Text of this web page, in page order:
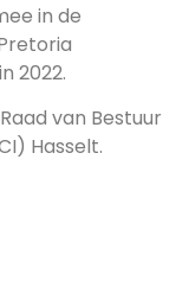
in de
2022.
van Bestuur
Hasselt.